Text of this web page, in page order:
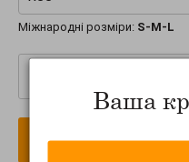
Міжнародні розміри: S-M-L
В
Ваша